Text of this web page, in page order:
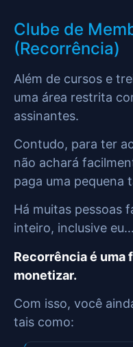
Clube de
(Recorrência)
Além de cursos e
uma área restrita
assinantes.
Contudo, para ter
não achará
paga uma pequena
Há muitas pessoas
inteiro, inclusive eu…
Recorrência é uma
monetizar.
Com isso, você
tais como: